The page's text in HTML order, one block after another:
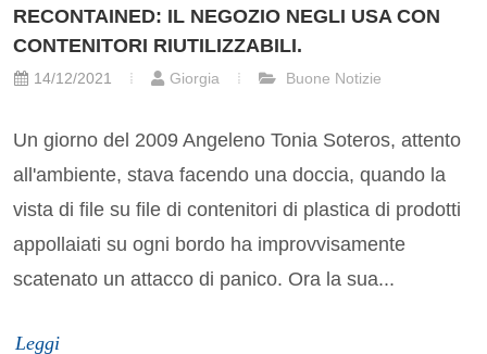
RECONTAINED: IL NEGOZIO NEGLI USA CON
CONTENITORI RIUTILIZZABILI.
14/12/2021 Giorgia Buone Notizie
Un giorno del 2009 Angeleno Tonia Soteros, attento
all'ambiente, stava facendo una doccia, quando la
vista di file su file di contenitori di plastica di prodotti
appollaiati su ogni bordo ha improvvisamente
scatenato un attacco di panico. Ora la sua...
Leggi